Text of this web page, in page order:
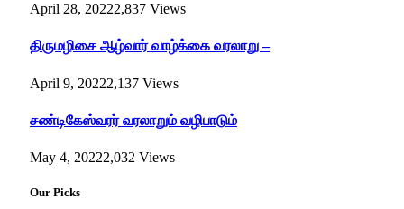
April 28, 20222,837 Views
திருமழிசை ஆழ்வார் வாழ்க்கை வரலாறு –
April 9, 20222,137 Views
சண்டிகேஸ்வரர் வரலாறும் வழிபாடும்
May 4, 20222,032 Views
Our Picks